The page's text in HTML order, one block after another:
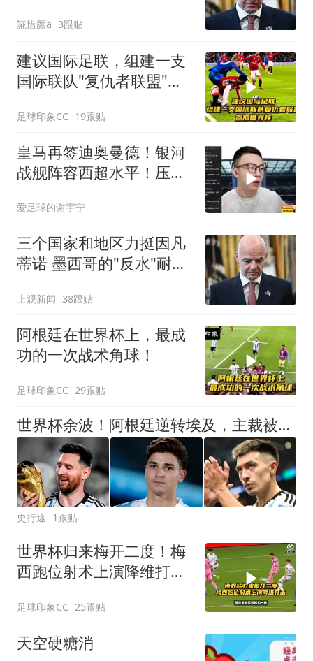
誮惜颜a 3跟贴
建议国际足联，组建一支
国际联队"复仇者联盟"，
足球印象CC 19跟贴
皇马再签迪奥曼德！银河
战舰阵容西超水平！压不
爱足球的谢宇宁
三个国家和地区力挺因凡
蒂诺 墨西哥的"反水"耐人
上观新闻 38跟贴
阿根廷在世界杯上，最成
功的一次战术角球！
足球印象CC 29跟贴
世界杯余波！阿根廷逆转埃及，主裁被网爆：6000条威胁，住址被曝
史行途 1跟贴
世界杯归来梅开二度！梅
西跑位射术上演降维打
足球印象CC 25跟贴
天空硬糖消